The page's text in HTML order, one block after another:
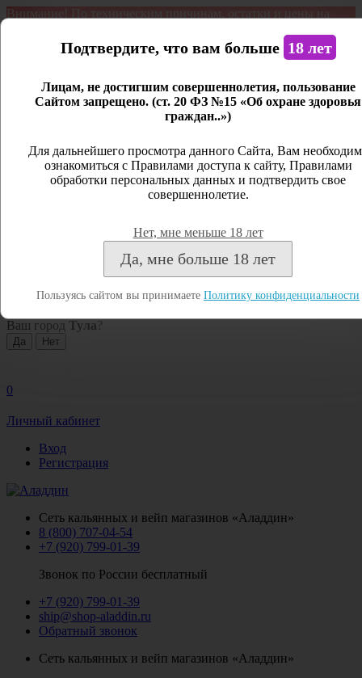
Внимание! По техническим причинам, остатки и цены на
является демонстрационным. Дистанционная продажа не
Открыть сайдбар
Личный кабинет
Закрыть
Посмотреть все результаты
Ваш город Тула ?
0
Личный кабинет
Вход
Регистрация
Сеть кальянных и вейп магазинов «Аладдин»
8 (800) 707-04-54
+7 (920) 799-01-39
Звонок по России бесплатный
+7 (920) 799-01-39
ship@shop-aladdin.ru
Обратный звонок
Сеть кальянных и вейп магазинов «Аладдин»
Подтвердите, что вам больше 18 лет
Лицам, не достигшим совершеннолетия, пользование
Сайтом запрещено. (ст. 20 ФЗ №15 «Об охране здоровья
граждан..»)
Для дальнейшего просмотра данного Сайта, Вам
ознакомиться с Правилами доступа к сайту, Правилами
обработки персональных данных и подтвердить свое
совершеннолетие.
Нет, мне меньше 18 лет
Да, мне больше 18 лет
Пользуясь сайтом вы принимаете Политику конфиденциальности